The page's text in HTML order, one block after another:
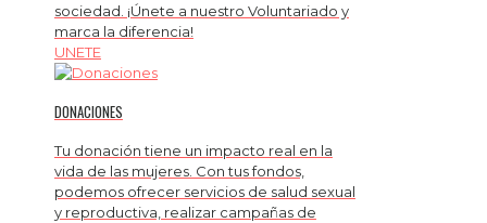
sociedad. ¡Únete a nuestro Voluntariado y
marca la diferencia!
UNETE
DONACIONES
Tu donación tiene un impacto real en la
vida de las mujeres. Con tus fondos,
podemos ofrecer servicios de salud sexual
y reproductiva, realizar campañas de